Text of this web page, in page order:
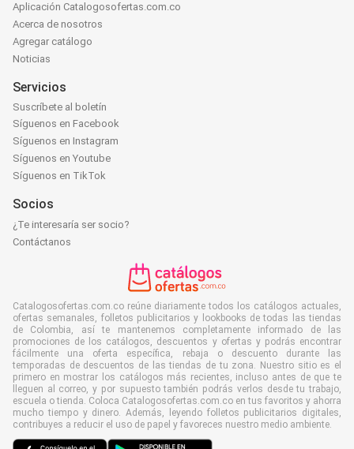
Aplicación Catalogosofertas.com.co
Acerca de nosotros
Agregar catálogo
Noticias
Servicios
Suscríbete al boletín
Síguenos en Facebook
Síguenos en Instagram
Síguenos en Youtube
Síguenos en TikTok
Socios
¿Te interesaría ser socio?
Contáctanos
Catalogosofertas.com.co reúne diariamente todos los catálogos actuales,
ofertas semanales, folletos publicitarios y lookbooks de todas las tiendas
de Colombia, así te mantenemos completamente informado de las
promociones de los catálogos, descuentos y ofertas y podrás encontrar
fácilmente una oferta específica, rebaja o descuento durante las
temporadas de descuentos de las tiendas de tu zona. Nuestro sitio es el
primero en mostrar los catálogos más recientes, incluso antes de que te
lleguen al correo, y por supuesto también podrás verlos desde tu trabajo,
escuela o tienda. Coloca Catalogosofertas.com.co en tus favoritos y ahorra
mucho tiempo y dinero. Además, leyendo folletos publicitarios digitales,
contribuyes a reducir el uso de papel y favoreces nuestro medio ambiente.